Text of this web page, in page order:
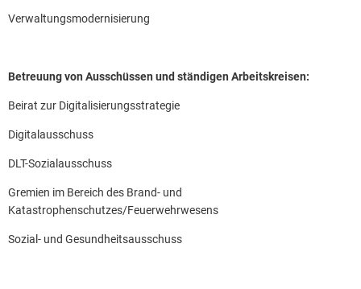
Verwaltungsmodernisierung
Betreuung von Ausschüssen und ständigen Arbeitskreisen:
Beirat zur Digitalisierungsstrategie
Digitalausschuss
DLT-Sozialausschuss
Gremien im Bereich des Brand- und
Katastrophenschutzes/Feuerwehrwesens
Sozial- und Gesundheitsausschuss